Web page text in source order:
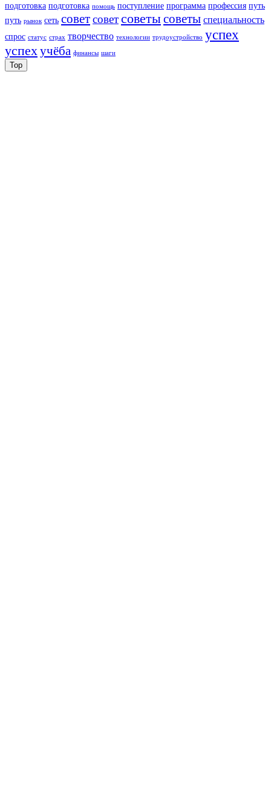
подготовка подготовка помощь поступление программа профессия путь
путь рынок сеть советсоветсоветысоветы специальность
спрос статус страх творчество технологии трудоустройство успех
успехучёба финансы шаги
Top